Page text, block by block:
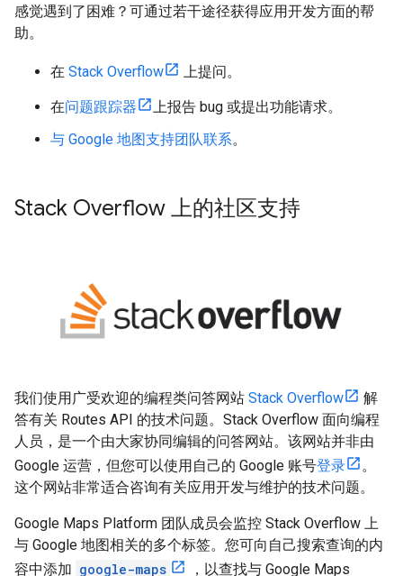
感觉遇到了困难？可通过若干途径获得应用开发方面的帮
助。
在 Stack Overflow 上提问。
在问题跟踪器
上报告 bug 或提出功能请求。
与 Google 地图支持团队联系。
Stack Overflow 上的社区支持
我们使用广受欢迎的编程类问答网站 Stack Overflow
解
答有关 Routes API 的技术问题。Stack Overflow 面向编程
人员，是一个由大家协同编辑的问答网站。该网站并非由
Google 运营，但您可以使用自己的 Google 账号登录
。
这个网站非常适合咨询有关应用开发与维护的技术问题。
Google Maps Platform 团队成员会监控 Stack Overflow 上
与 Google 地图相关的多个标签。您可向自己搜索查询的内
容中添加 google-maps
，以查找与 Google Maps